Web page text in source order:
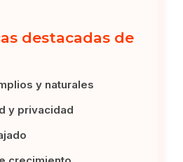
destacadas de
y naturales
y privacidad